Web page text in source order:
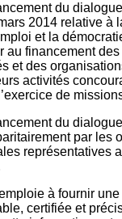
du
2014 relative à
et la
au financement
et des
activités
de
du
par les
représentatives
à fournir
certifiée et